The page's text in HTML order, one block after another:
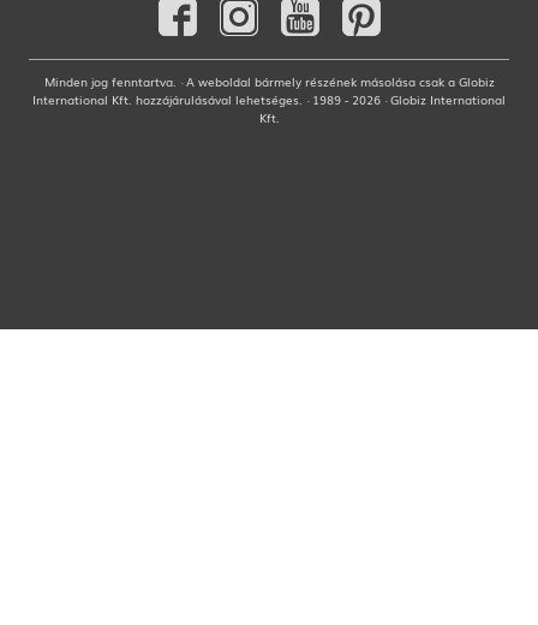
Minden jog fenntartva. · A weboldal bármely részének másolása csak a Globiz
International Kft. hozzájárulásával lehetséges. · 1989 - 2026 · Globiz International
Kft.